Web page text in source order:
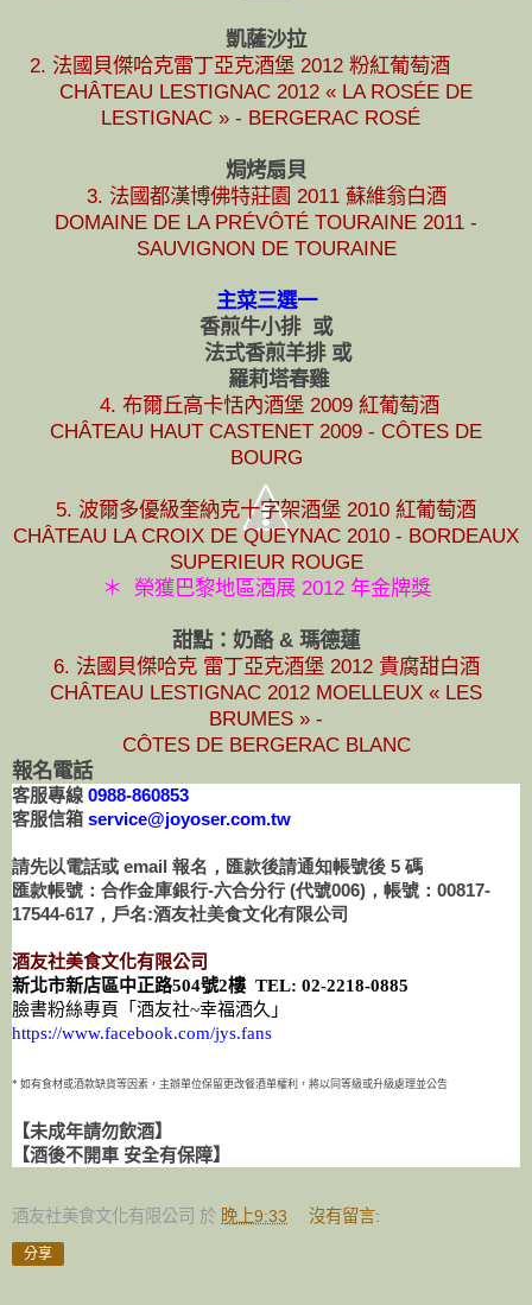
凱薩沙拉
2. 法國貝傑哈克雷丁亞克酒堡 2012 粉紅葡萄酒
CHÂTEAU LESTIGNAC 2012 « LA ROSÉE DE
LESTIGNAC » - BERGERAC ROSÉ
焗烤扇貝
3. 法國都漢博佛特莊園 2011 蘇維翁白酒
DOMAINE DE LA PRÉVÔTÉ TOURAINE 2011 -
SAUVIGNON DE TOURAINE
主菜三選一
香煎牛小排 或
法式香煎羊排 或
羅莉塔春雞
4. 布爾丘高卡恬內酒堡 2009 紅葡萄酒
CHÂTEAU HAUT CASTENET 2009 - CÔTES DE
BOURG
5. 波爾多優級奎納克十字架酒堡 2010 紅葡萄酒
CHÂTEAU LA CROIX DE QUEYNAC 2010 - BORDEAUX
SUPERIEUR ROUGE
＊ 榮獲巴黎地區酒展 2012 年金牌獎
甜點：奶酪 & 瑪德蓮
6. 法國貝傑哈克 雷丁亞克酒堡 2012 貴腐甜白酒
CHÂTEAU LESTIGNAC 2012 MOELLEUX « LES
BRUMES » -
CÔTES DE BERGERAC BLANC
報名電話
客服專線 0988-860853
客服信箱 service@joyoser.com.tw
請先以電話或 email 報名，匯款後請通知帳號後 5 碼
匯款帳號：合作金庫銀行-六合分行 (代號006)，帳號：00817-
17544-617，戶名:酒友社美食文化有限公司
酒友社美食文化有限公司
新北市新店區中正路504號2樓 TEL: 02-2218-0885
臉書粉絲專頁「酒友社~幸福酒久」
https://www.facebook.com/jys.fans
* 如有食材或酒款缺貨等因素，主辦單位保留更改餐酒單權利，將以同等級或升級處理並公告
【未成年請勿飲酒】
【酒後不開車 安全有保障】
酒友社美食文化有限公司 於 晚上9:33 沒有留言:
分享